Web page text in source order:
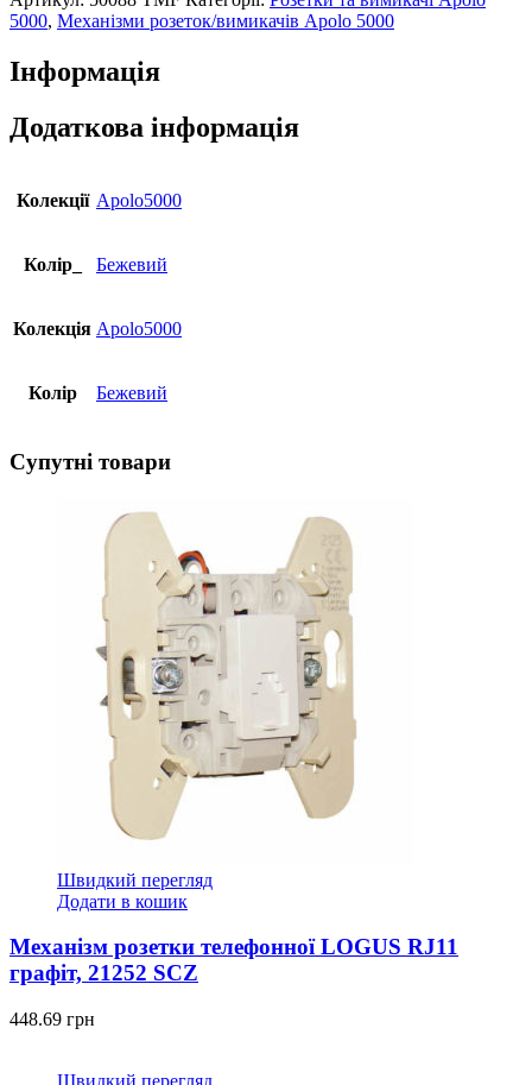
Apolo
10АХ,
250V
слонова
кількість
5000, Механізми розеток/вимикачів Apolo 5000
Інформація
Додаткова інформація
Колекції Apolo5000
Колір_ Бежевий
Колекція Apolo5000
Колір Бежевий
Супутні товари
Швидкий перегляд
Додати в кошик
Механізм розетки телефонної LOGUS RJ11
графіт, 21252 SCZ
448.69 грн
Швидкий перегляд